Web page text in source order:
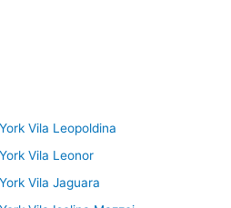
Vila Leopoldina
Vila Leonor
Vila Jaguara